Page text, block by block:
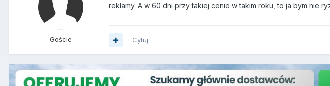
Goście
reklamy. A w 60 dni przy takiej cenie w takim roku, to ja bym nie
Cytuj